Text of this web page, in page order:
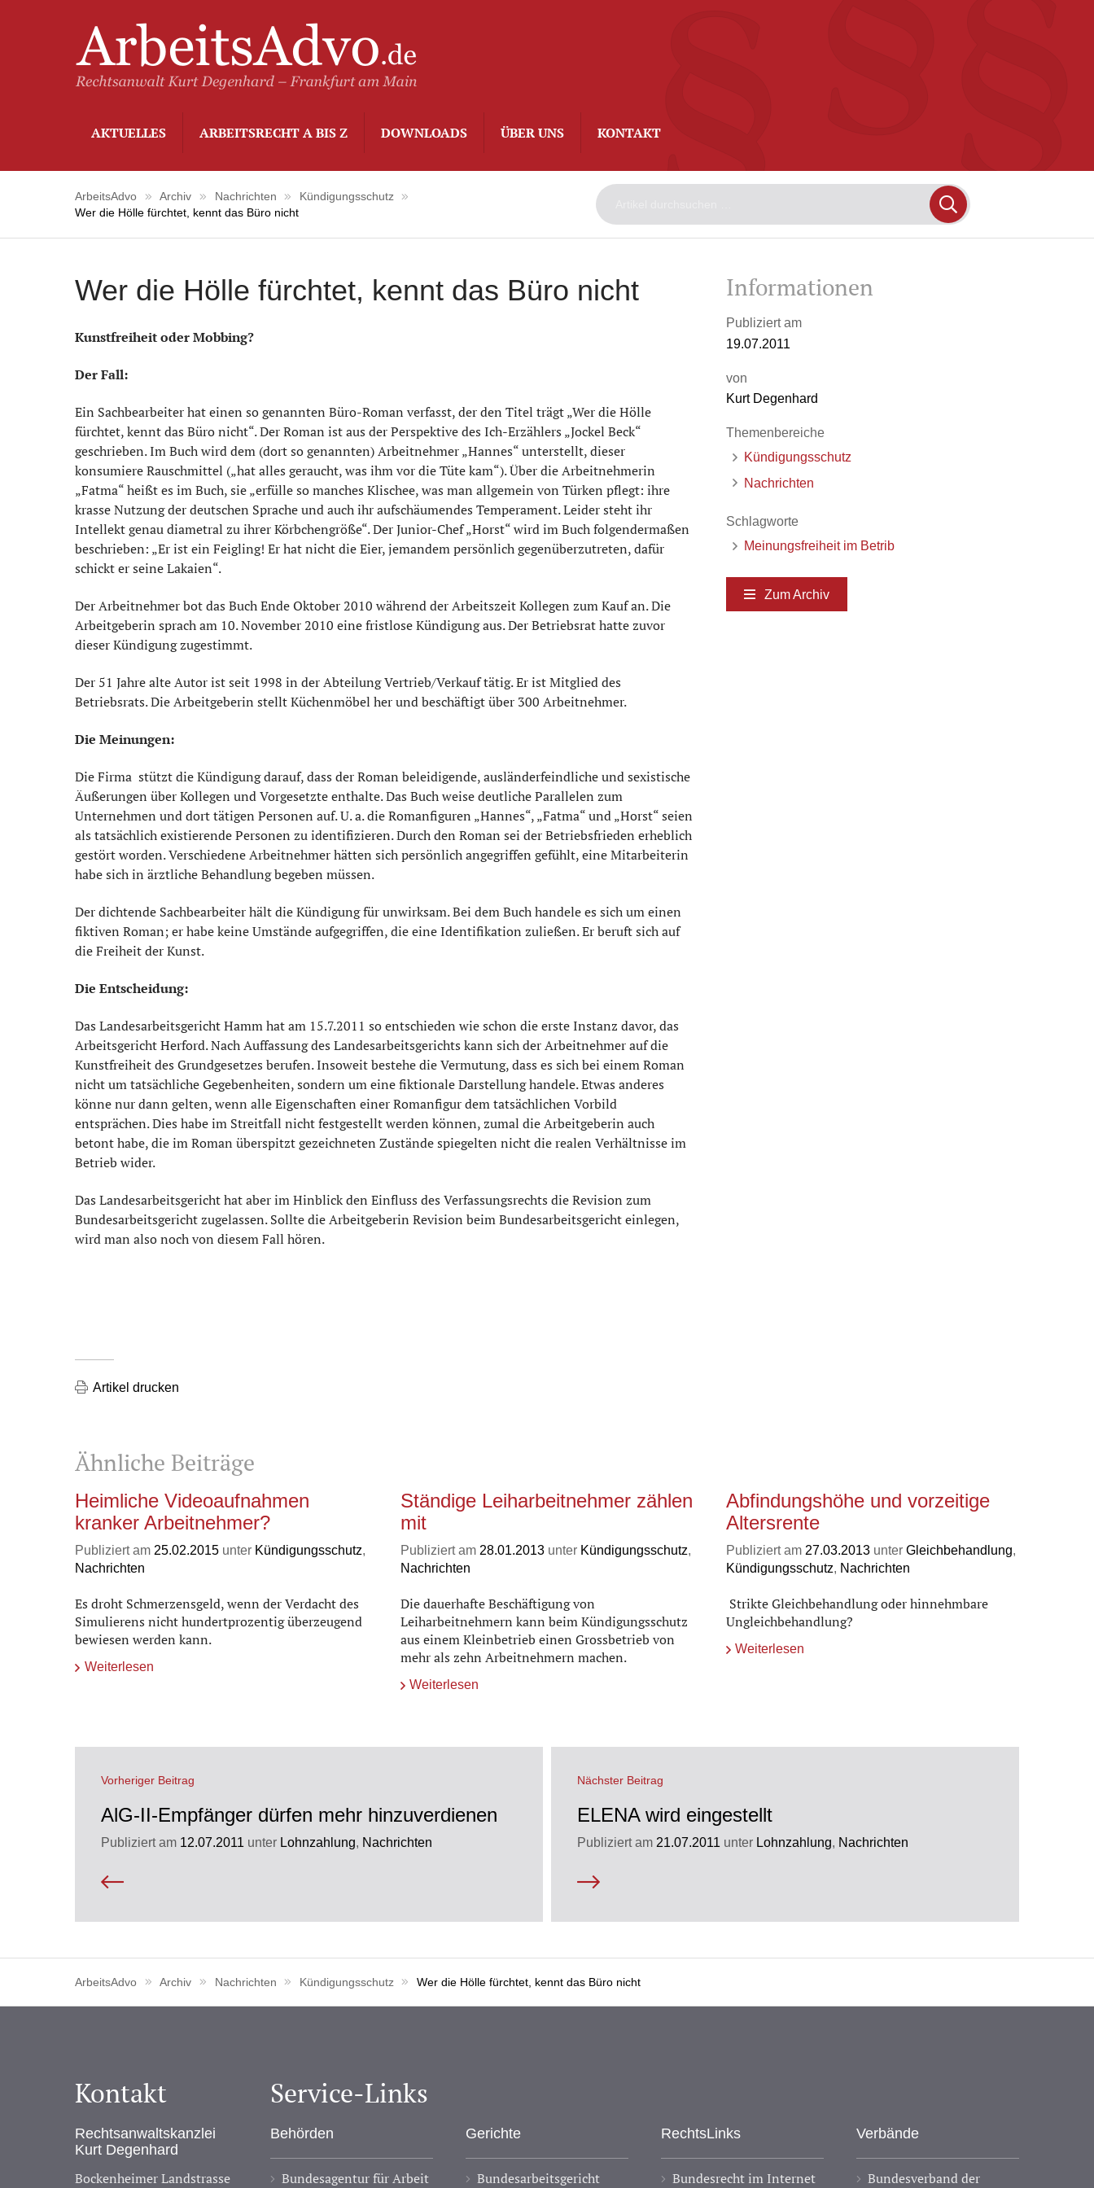
Frankfurt
Main
AKTUELLES ARBEITSRECHT A BIS Z DOWNLOADS ÜBER UNS KONTAKT
ArbeitsAdvo Archiv Nachrichten
Kündigungsschutz
Wer die Hölle fürchtet, kennt das Büro nicht
Wer die Hölle fürchtet, kennt das Büro nicht
Kunstfreiheit oder Mobbing?
Der Fall:
Ein Sachbearbeiter hat einen so genannten Büro-Roman verfasst, der den Titel trägt „Wer die Hölle
fürchtet, kennt das Büro nicht“. Der Roman ist aus der Perspektive des Ich-Erzählers „Jockel Beck“
geschrieben. Im Buch wird dem (dort so genannten) Arbeitnehmer „Hannes“ unterstellt, dieser
konsumiere Rauschmittel („hat alles geraucht, was ihm vor die Tüte kam“). Über die Arbeitnehmerin
„Fatma“ heißt es im Buch, sie „erfülle so manches Klischee, was man allgemein von Türken pflegt: ihre
krasse Nutzung der deutschen Sprache und auch ihr aufschäumendes Temperament. Leider steht ihr
Intellekt genau diametral zu ihrer Körbchengröße“. Der Junior-Chef „Horst“ wird im Buch folgendermaßen
beschrieben: „Er ist ein Feigling! Er hat nicht die Eier, jemandem persönlich gegenüberzutreten, dafür
schickt er seine Lakaien“.
Der Arbeitnehmer bot das Buch Ende Oktober 2010 während der Arbeitszeit Kollegen zum Kauf an. Die
Arbeitgeberin sprach am 10. November 2010 eine fristlose Kündigung aus. Der Betriebsrat hatte zuvor
dieser Kündigung zugestimmt.
Der 51 Jahre alte Autor ist seit 1998 in der Abteilung Vertrieb/Verkauf tätig. Er ist Mitglied des
Betriebsrats. Die Arbeitgeberin stellt Küchenmöbel her und beschäftigt über 300 Arbeitnehmer.
Die Meinungen:
Die Firma stützt die Kündigung darauf, dass der Roman beleidigende, ausländerfeindliche und sexistische
Äußerungen über Kollegen und Vorgesetzte enthalte. Das Buch weise deutliche Parallelen zum
Unternehmen und dort tätigen Personen auf. U. a. die Romanfiguren „Hannes“, „Fatma“ und „Horst“ seien
als tatsächlich existierende Personen zu identifizieren. Durch den Roman sei der Betriebsfrieden erheblich
gestört worden. Verschiedene Arbeitnehmer hätten sich persönlich angegriffen gefühlt, eine Mitarbeiterin
habe sich in ärztliche Behandlung begeben müssen.
Der dichtende Sachbearbeiter hält die Kündigung für unwirksam. Bei dem Buch handele es sich um einen
fiktiven Roman; er habe keine Umstände aufgegriffen, die eine Identifikation zuließen. Er beruft sich auf
die Freiheit der Kunst.
Die Entscheidung:
Das Landesarbeitsgericht Hamm hat am 15.7.2011 so entschieden wie schon die erste Instanz davor, das
Arbeitsgericht Herford. Nach Auffassung des Landesarbeitsgerichts kann sich der Arbeitnehmer auf die
Kunstfreiheit des Grundgesetzes berufen. Insoweit bestehe die Vermutung, dass es sich bei einem Roman
nicht um tatsächliche Gegebenheiten, sondern um eine fiktionale Darstellung handele. Etwas anderes
könne nur dann gelten, wenn alle Eigenschaften einer Romanfigur dem tatsächlichen Vorbild
entsprächen. Dies habe im Streitfall nicht festgestellt werden können, zumal die Arbeitgeberin auch
betont habe, die im Roman überspitzt gezeichneten Zustände spiegelten nicht die realen Verhältnisse im
Betrieb wider.
Das Landesarbeitsgericht hat aber im Hinblick den Einfluss des Verfassungsrechts die Revision zum
Bundesarbeitsgericht zugelassen. Sollte die Arbeitgeberin Revision beim Bundesarbeitsgericht einlegen,
wird man also noch von diesem Fall hören.
Artikel drucken
Informationen
Publiziert am
19.07.2011
von
Kurt Degenhard
Themenbereiche
Kündigungsschutz
Nachrichten
Schlagworte
Meinungsfreiheit im Betrib
Zum Archiv
Ähnliche Beiträge
Heimliche Videoaufnahmen
kranker Arbeitnehmer?
Publiziert am 25.02.2015 unter Kündigungsschutz,
Nachrichten
Es droht Schmerzensgeld, wenn der Verdacht des
Simulierens nicht hundertprozentig überzeugend
bewiesen werden kann.
Weiterlesen
Ständige Leiharbeitnehmer zählen
mit
Publiziert am 28.01.2013 unter Kündigungsschutz,
Nachrichten
Die dauerhafte Beschäftigung von
Leiharbeitnehmern kann beim Kündigungsschutz
aus einem Kleinbetrieb einen Grossbetrieb von
mehr als zehn Arbeitnehmern machen.
Weiterlesen
Abfindungshöhe und vorzeitige
Altersrente
Publiziert am 27.03.2013 unter Gleichbehandlung,
Kündigungsschutz, Nachrichten
Strikte Gleichbehandlung oder hinnehmbare
Ungleichbehandlung?
Weiterlesen
Vorheriger Beitrag
AlG-II-Empfänger dürfen mehr hinzuverdienen
Publiziert am 12.07.2011 unter Lohnzahlung, Nachrichten
Nächster Beitrag
ELENA wird eingestellt
Publiziert am 21.07.2011 unter Lohnzahlung, Nachrichten
ArbeitsAdvo Archiv Nachrichten Kündigungsschutz Wer die Hölle fürchtet, kennt das Büro nicht
Kontakt
Rechtsanwaltskanzlei
Kurt Degenhard
Bockenheimer Landstrasse
Service-Links
Behörden
Bundesagentur für Arbeit
Gerichte
Bundesarbeitsgericht
RechtsLinks
Bundesrecht im Internet
Verbände
Bundesverband der